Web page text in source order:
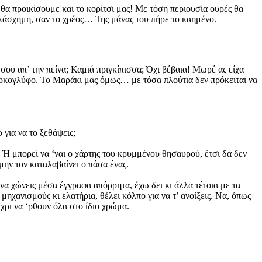
προικίσουμε και το κορίτσι μας! Με τόση περιουσία ουρές θα
σαν το χρέος… Της μάνας του πήρε το καημένο.
απ’ την πείνα; Καμιά πριγκίπισσα; Όχι βέβαια! Μωρέ ας είχα
Το Μαράκι μας όμως… με τόσα πλούτια δεν πρόκειται να
να το ξεθάψεις;
μπορεί να ‘ναι ο χάρτης του κρυμμένου θησαυρού, έτσι δα δεν
τον καταλαβαίνει ο πάσα ένας.
χώνεις μέσα έγγραφα απόρρητα, έχω δει κι άλλα τέτοια με τα
κι ελατήρια, θέλει κόλπο για να τ’ ανοίξεις. Να, όπως
να ‘ρθουν όλα στο ίδιο χρώμα.